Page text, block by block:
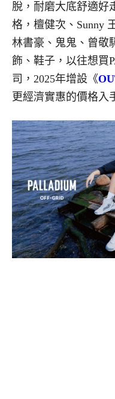
脫，耐磨大底舒適好
格，檀健次、Sunny
林書豪、鬼鬼、曾敬
飾、鞋子，以往想買
司，2025年增設《
更經濟實惠的價格入